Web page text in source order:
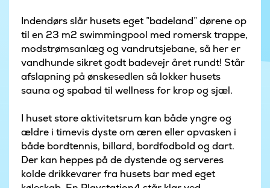
Indendørs slår husets eget ”badeland” dørene op
til en 23 m2 swimmingpool med romersk trappe,
modstrømsanlæg og vandrutsjebane, så her er
vandhunde sikret godt badevejr året rundt! Står
afslapning på ønskesedlen så lokker husets
sauna og spabad til wellness for krop og sjæl.
I huset store aktivitetsrum kan både yngre og
ældre i timevis dyste om æren eller opvasken i
både bordtennis, billard, bordfodbold og dart.
Der kan heppes på de dystende og serveres
kolde drikkevarer fra husets bar med eget